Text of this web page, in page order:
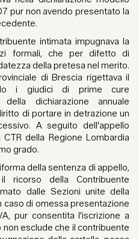
pur non avendo presentato la
intimata impugnava la
formali, che per difetto di
della pretesa nel merito.
di Brescia rigettava il
i giudici di prime cure
dichiarazione annuale
di portare in detrazione un
A seguito dell'appello
della Regione Lombardia
grado.
della sentenza di appello,
ricorso della Contribuente
dalle Sezioni unite della
caso di omessa presentazione
pur consentita l'iscrizione a
esclude che il contribuente